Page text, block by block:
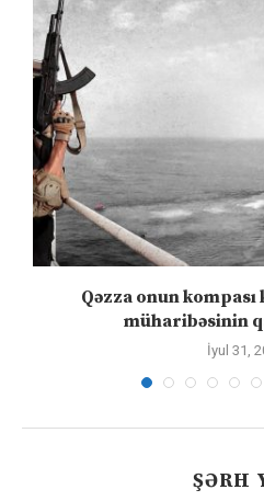
Qəzza onun
müharibəsinin
İyul 31,
ŞƏRH